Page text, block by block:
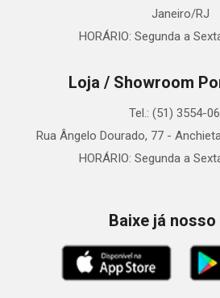
Janeiro/RJ
HORÁRIO: Segunda a
Loja / Showroom
Tel.: (51) 3554-
Rua Ângelo Dourado, 77 -
HORÁRIO: Segunda a
Baixe já nosso